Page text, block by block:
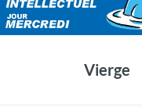
Vierge